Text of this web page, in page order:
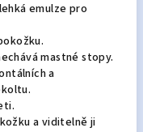
emulze pro
mastné stopy.
a
a viditelně ji